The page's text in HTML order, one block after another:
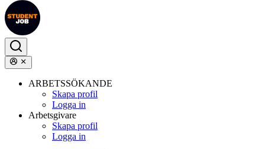
ARBETSSÖKANDE
Skapa profil
Logga in
Arbetsgivare
Skapa profil
Logga in